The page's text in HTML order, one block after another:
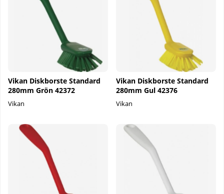
Vikan Diskborste Standard
280mm Grön 42372
Vikan
Vikan Diskborste Standard
280mm Gul 42376
Vikan